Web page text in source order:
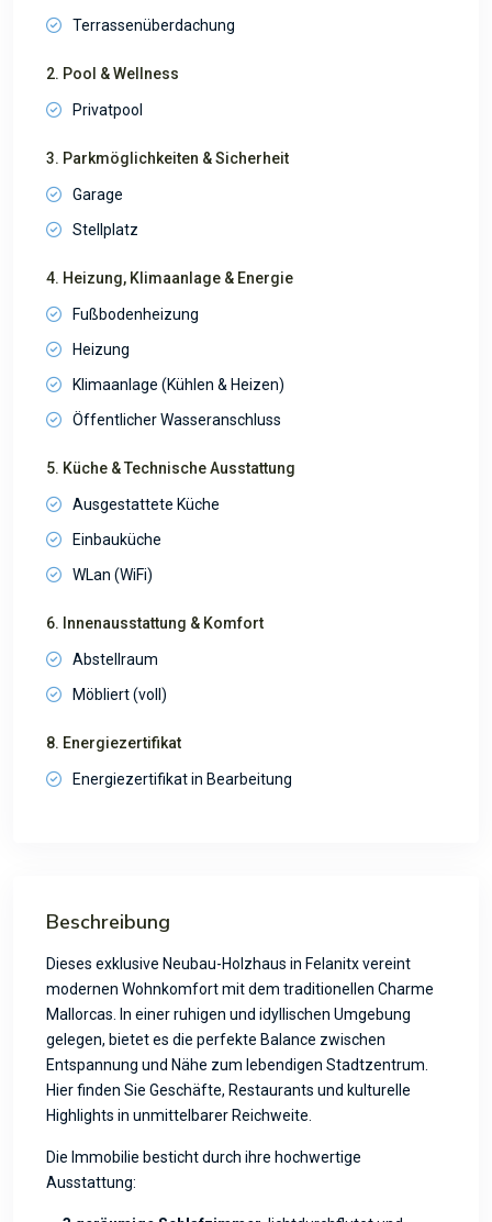
Terrassenüberdachung
2. Pool & Wellness
Privatpool
3. Parkmöglichkeiten & Sicherheit
Garage
Stellplatz
4. Heizung, Klimaanlage & Energie
Fußbodenheizung
Heizung
Klimaanlage (Kühlen & Heizen)
Öffentlicher Wasseranschluss
5. Küche & Technische Ausstattung
Ausgestattete Küche
Einbauküche
WLan (WiFi)
6. Innenausstattung & Komfort
Abstellraum
Möbliert (voll)
8. Energiezertifikat
Energiezertifikat in Bearbeitung
Beschreibung
Dieses exklusive Neubau-Holzhaus in Felanitx vereint
modernen Wohnkomfort mit dem traditionellen Charme
Mallorcas. In einer ruhigen und idyllischen Umgebung
gelegen, bietet es die perfekte Balance zwischen
Entspannung und Nähe zum lebendigen Stadtzentrum.
Hier finden Sie Geschäfte, Restaurants und kulturelle
Highlights in unmittelbarer Reichweite.
Die Immobilie besticht durch ihre hochwertige
Ausstattung: